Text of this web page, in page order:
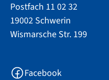
Postfach 11 02 32
19002 Schwerin
Wismarsche Str. 199
Facebook